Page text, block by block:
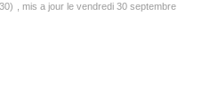
, mis a jour le vendredi 30 septembre